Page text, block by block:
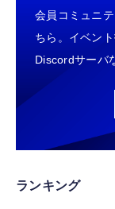
会員コミュニ
ちら。イベン
Discordサーバ
ランキング